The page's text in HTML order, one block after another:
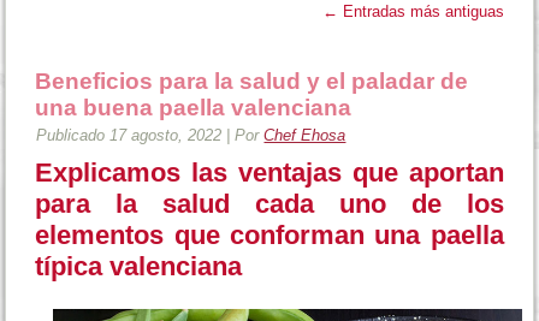
← Entradas más antiguas
Beneficios para la salud y el paladar de
una buena paella valenciana
Publicado 17 agosto, 2022 |Por Chef Ehosa
Explicamos las ventajas que aportan
para la salud cada uno de los
elementos que conforman una paella
típica valenciana